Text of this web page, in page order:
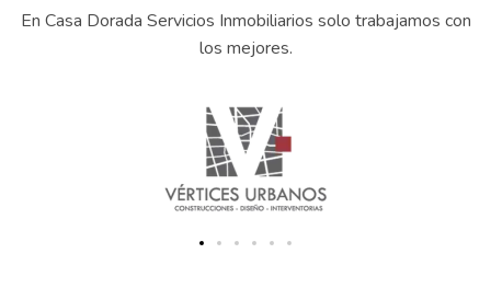
En Casa Dorada Servicios Inmobiliarios solo trabajamos con
los mejores.